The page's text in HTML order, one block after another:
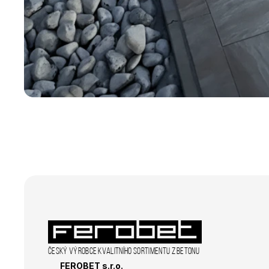
Český výrobce kvalitního sortimentu z betonu
FEROBET s.r.o.
_ga
sid
_fbp